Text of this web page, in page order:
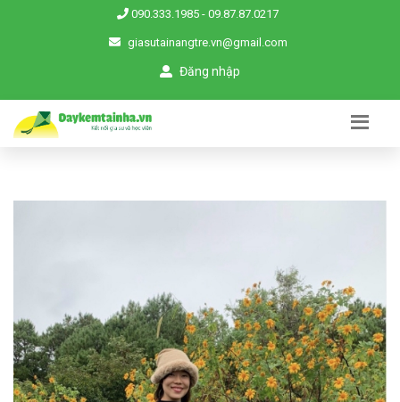
090.333.1985 - 09.87.87.0217
giasutainangtre.vn@gmail.com
Đăng nhập